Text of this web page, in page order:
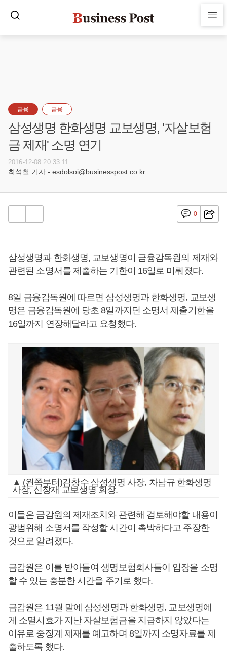
금융 금융
삼성생명 한화생명 교보생명, '자살보험
금 제재' 소명 연기
2016-12-08 20:33:11
최석철 기자 - esdolsoi@businesspost.co.kr
0
삼성생명과 한화생명, 교보생명이 금융감독원의 제재와
관련된 소명서를 제출하는 기한이 16일로 미뤄졌다.
8일 금융감독원에 따르면 삼성생명과 한화생명, 교보생
명은 금융감독원에 당초 8일까지던 소명서 제출기한을
16일까지 연장해달라고 요청했다.
▲ (왼쪽부터)김창수 삼성생명 사장, 차남규 한화생명
사장, 신창재 교보생명 회장.
이들은 금감원의 제재조치와 관련해 검토해야할 내용이
광범위해 소명서를 작성할 시간이 촉박하다고 주장한
것으로 알려졌다.
금감원은 이를 받아들여 생명보험회사들이 입장을 소명
할 수 있는 충분한 시간을 주기로 했다.
금감원은 11월 말에 삼성생명과 한화생명, 교보생명에
게 소멸시효가 지난 자살보험금을 지급하지 않았다는
이유로 중징계 제재를 예고하며 8일까지 소명자료를 제
출하도록 했다.